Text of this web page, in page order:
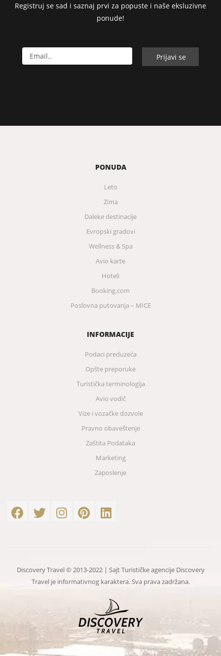
Registruj se sad i saznaj prvi za popuste i naše eksluzivne
ponude!
PONUDA
Leto
Zima
Daleke destinacije
Evropski gradovi
Wellness & Spa
Avio karte
Hoteli
Booking.com
Poslovna putovanja – MICE
INFORMACIJE
Podaci preduzeća
Opšte preporuke
Turistička terminologija
Avio vodič
Vize i vozačke dozvole
Pravno obaveštenje
Zaštita Podataka
Marketing
Zaposlenje
Discovery Travel © 2013-2022 | Sajt Turističke agencije Discovery
Travel je informativnog karaktera. Sva prava zadržana.